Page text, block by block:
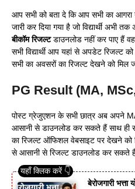
आप सभी को बता दे कि आप सभी का आगरा
जारी कर दिया गया है जो विद्यार्थी अभी तक
बीकॉम रिजल्टडाउनलोड नहीं कर पाए हैं
सभी विद्यार्थी आप यहां से अपडेट
सभी का अवसरों का रिजल्ट देखने को मिल
PG Result (MA,
पोस्ट ग्रेजुएशन के सभी छात्र अब अपने
आसानी से डाउनलोड कर सकते हैं साथ ही
का रिजल्ट ऑफिशल वेबसाइट पर देखने को
से आसानी से रिजल्ट डाउनलोड कर सकते
बेरोजगारी